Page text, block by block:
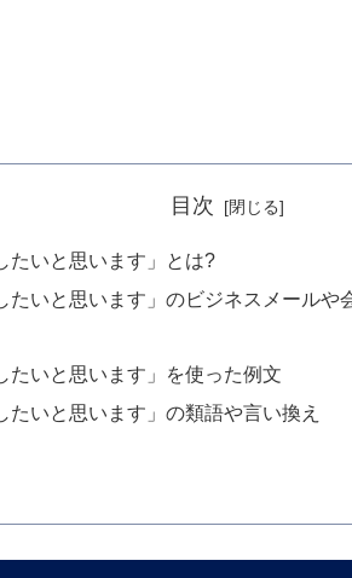
目次
たいと思います」とは?
たいと思います」のビジネスメール
たいと思います」を使った例文
たいと思います」の類語や言い換え